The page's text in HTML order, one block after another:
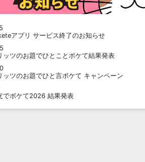
アプリ サービス終了のお知らせ
ッツのお題でひとことボケて結果発表
ッツのお題でひと言ボケて キャンペーン
でボケて2026 結果発表